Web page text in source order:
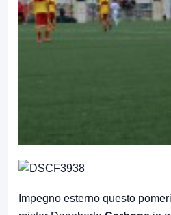
Impegno esterno questo